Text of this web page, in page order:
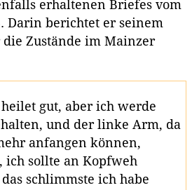
erhaltenen Briefes vom
Darin berichtet er seinem
Zustände im Mainzer
gut, aber ich werde
und der linke Arm, da
anfangen können,
ich sollte an Kopfweh
schlimmste ich habe